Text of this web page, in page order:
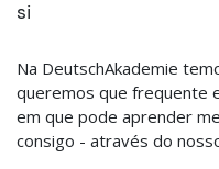
si
Na DeutschAkademie
queremos que frequente
em que pode aprender
consigo - através do